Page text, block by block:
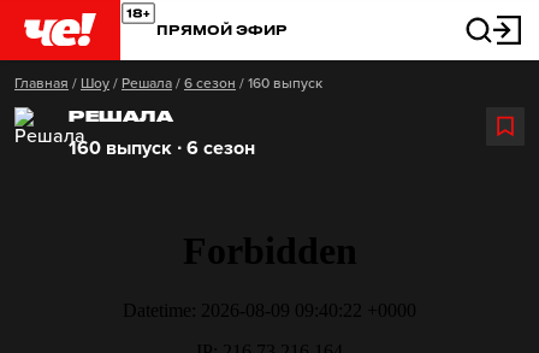
ПРЯМОЙ ЭФИР
Главная / Шоу / Решала / 6 сезон / 160 выпуск
РЕШАЛА
160 выпуск ∙ 6 сезон